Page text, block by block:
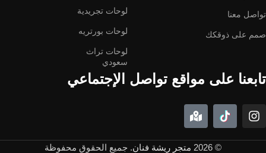
تواصل معنا
صمم على ذوقكك
لوحات تجريدية
لوحات بورتريه
لوحات تراث
سعودي
تابعنا على مواقع تواصل الإجتماعي
© 2026 متجر ريشة فنان. جميع الحقوق محفوظة